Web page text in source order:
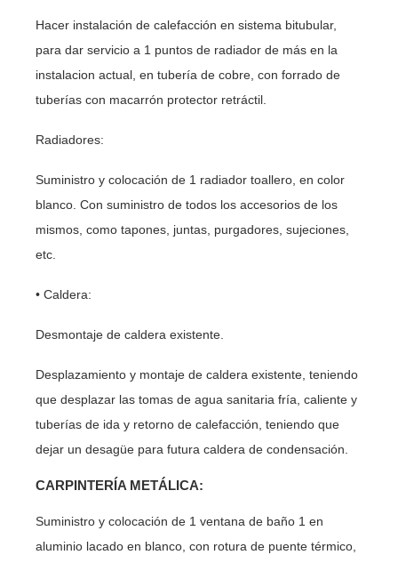
Hacer instalación de calefacción en sistema bitubular,
para dar servicio a 1 puntos de radiador de más en la
instalacion actual, en tubería de cobre, con forrado de
tuberías con macarrón protector retráctil.
Radiadores:
Suministro y colocación de 1 radiador toallero, en color
blanco. Con suministro de todos los accesorios de los
mismos, como tapones, juntas, purgadores, sujeciones,
etc.
• Caldera:
Desmontaje de caldera existente.
Desplazamiento y montaje de caldera existente, teniendo
que desplazar las tomas de agua sanitaria fría, caliente y
tuberías de ida y retorno de calefacción, teniendo que
dejar un desagüe para futura caldera de condensación.
CARPINTERÍA METÁLICA:
Suministro y colocación de 1 ventana de baño 1 en
aluminio lacado en blanco, con rotura de puente térmico,